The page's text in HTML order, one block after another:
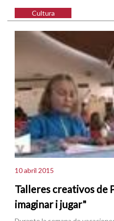
Cultura
10 abril 2015
Talleres creativos de
imaginar i jugar"